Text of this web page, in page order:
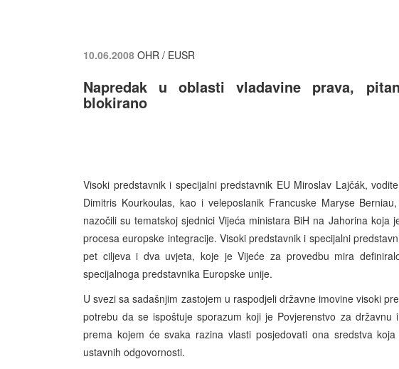
10.06.2008 OHR / EUSR
Napredak u oblasti vladavine prava,
blokirano
Visoki predstavnik i specijalni predstavnik EU Miroslav Lajčák,
Dimitris Kourkoulas, kao i veleposlanik Francuske Maryse
nazočili su tematskoj sjednici Vijeća ministara BiH na Jahorina koja
procesa europske integracije. Visoki predstavnik i specijalni
pet ciljeva i dva uvjeta, koje je Vijeće za provedbu mira
specijalnoga predstavnika Europske unije.
U svezi sa sadašnjim zastojem u raspodjeli državne imovine visoki
potrebu da se ispoštuje sporazum koji je Povjerenstvo za
prema kojem će svaka razina vlasti posjedovati ona sredstva
ustavnih odgovornosti.